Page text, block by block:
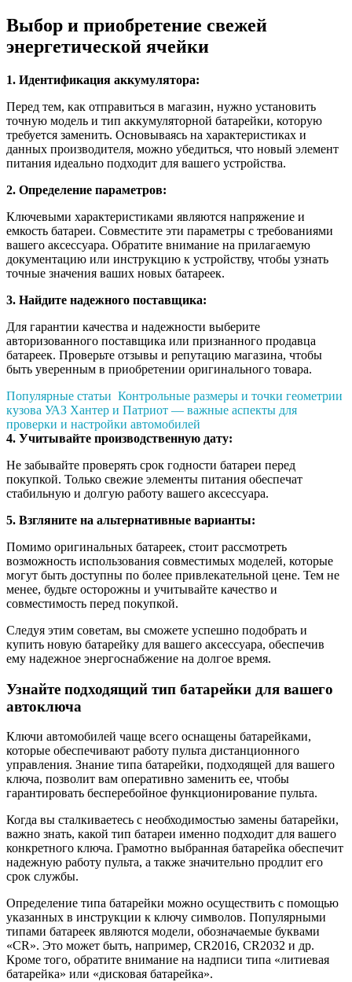
Выбор и приобретение свежей
энергетической ячейки
1. Идентификация аккумулятора:
Перед тем, как отправиться в магазин, нужно установить
точную модель и тип аккумуляторной батарейки, которую
требуется заменить. Основываясь на характеристиках и
данных производителя, можно убедиться, что новый элемент
питания идеально подходит для вашего устройства.
2. Определение параметров:
Ключевыми характеристиками являются напряжение и
емкость батареи. Совместите эти параметры с требованиями
вашего аксессуара. Обратите внимание на прилагаемую
документацию или инструкцию к устройству, чтобы узнать
точные значения ваших новых батареек.
3. Найдите надежного поставщика:
Для гарантии качества и надежности выберите
авторизованного поставщика или признанного продавца
батареек. Проверьте отзывы и репутацию магазина, чтобы
быть уверенным в приобретении оригинального товара.
Популярные статьи Контрольные размеры и точки геометрии
кузова УАЗ Хантер и Патриот — важные аспекты для
проверки и настройки автомобилей
4. Учитывайте производственную дату:
Не забывайте проверять срок годности батареи перед
покупкой. Только свежие элементы питания обеспечат
стабильную и долгую работу вашего аксессуара.
5. Взгляните на альтернативные варианты:
Помимо оригинальных батареек, стоит рассмотреть
возможность использования совместимых моделей, которые
могут быть доступны по более привлекательной цене. Тем не
менее, будьте осторожны и учитывайте качество и
совместимость перед покупкой.
Следуя этим советам, вы сможете успешно подобрать и
купить новую батарейку для вашего аксессуара, обеспечив
ему надежное энергоснабжение на долгое время.
Узнайте подходящий тип батарейки для вашего
автоключа
Ключи автомобилей чаще всего оснащены батарейками,
которые обеспечивают работу пульта дистанционного
управления. Знание типа батарейки, подходящей для вашего
ключа, позволит вам оперативно заменить ее, чтобы
гарантировать бесперебойное функционирование пульта.
Когда вы сталкиваетесь с необходимостью замены батарейки,
важно знать, какой тип батареи именно подходит для вашего
конкретного ключа. Грамотно выбранная батарейка обеспечит
надежную работу пульта, а также значительно продлит его
срок службы.
Определение типа батарейки можно осуществить с помощью
указанных в инструкции к ключу символов. Популярными
типами батареек являются модели, обозначаемые буквами
«CR». Это может быть, например, CR2016, CR2032 и др.
Кроме того, обратите внимание на надписи типа «литиевая
батарейка» или «дисковая батарейка».